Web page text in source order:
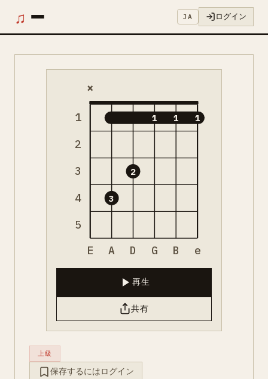
♫ JA ログイン
1
2
3
4
5
×
3
2
1 1 1
E A D G B e
再生
共有
上級
保存するにはログイン